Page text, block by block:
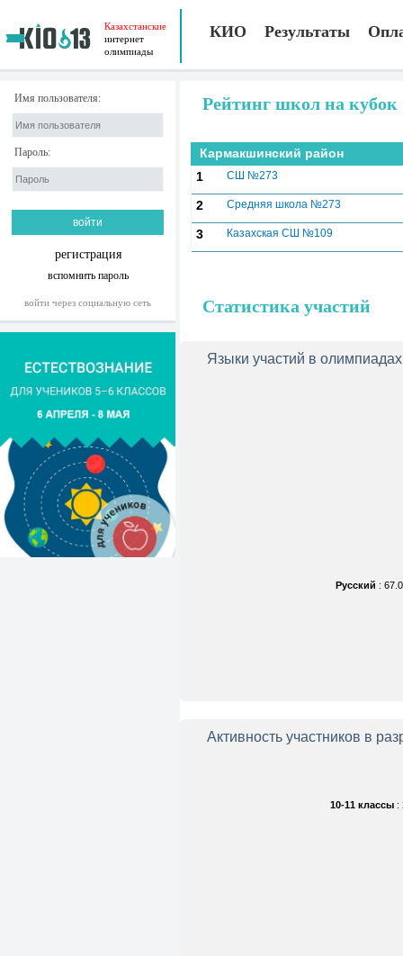
Казахстанские
интернет
олимпиады
КИО Результаты
Имя пользователя:
Пароль:
регистрация
вспомнить пароль
войти через социальную сеть
Рейтинг школ на
Кармакшинский район
1
СШ №273
2 Средняя школа №273
3 Казахская СШ №109
Статистика участий
Языки участий в олимпиадах
Русский :
Активность участников в
10-11 классы :